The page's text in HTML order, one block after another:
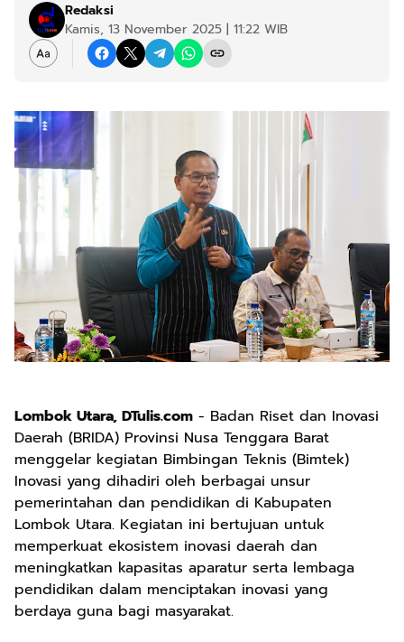
Redaksi
Kamis, 13 November 2025 | 11:22 WIB
Lombok Utara, DTulis.com - Badan Riset dan Inovasi
Daerah (BRIDA) Provinsi Nusa Tenggara Barat
menggelar kegiatan Bimbingan Teknis (Bimtek)
Inovasi yang dihadiri oleh berbagai unsur
pemerintahan dan pendidikan di Kabupaten
Lombok Utara. Kegiatan ini bertujuan untuk
memperkuat ekosistem inovasi daerah dan
meningkatkan kapasitas aparatur serta lembaga
pendidikan dalam menciptakan inovasi yang
berdaya guna bagi masyarakat.